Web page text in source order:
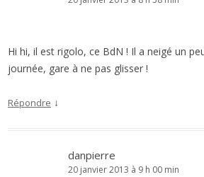
Hi hi, il est rigolo, ce BdN ! Il a neigé un
journée, gare à ne pas glisser !
Répondre ↓
danpierre
20 janvier 2013 à 9 h 00 min